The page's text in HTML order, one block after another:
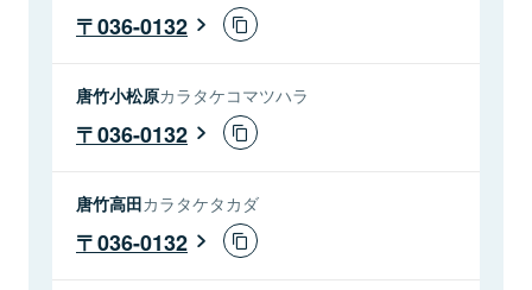
036-0132
唐竹小松原カラタケコマツハラ
036-0132
唐竹高田カラタケタカダ
036-0132